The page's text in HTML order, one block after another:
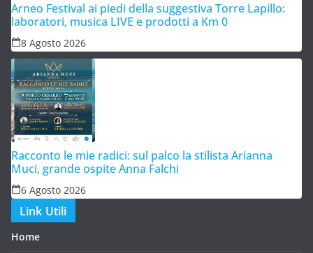
Arneo Festival ai piedi della suggestiva Torre Lapillo:
laboratori, musica LIVE e prodotti a Km 0
8 Agosto 2026
Racconto le mie radici: sul palco la stilista Arianna
Muci, grande ospite Anna Falchi
6 Agosto 2026
Link Utili
Home